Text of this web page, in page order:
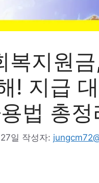
복지원
! 지급
법 총정
일 작성자: